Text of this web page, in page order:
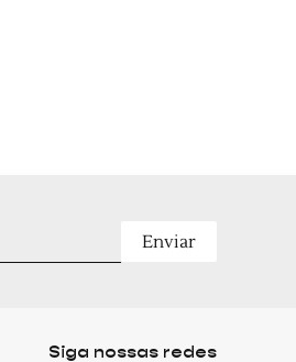
Enviar
Siga nossas redes